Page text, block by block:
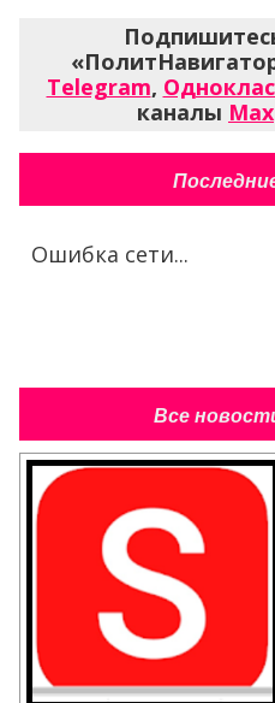
Telegram,
каналы Max
Ошибка сети...
Все